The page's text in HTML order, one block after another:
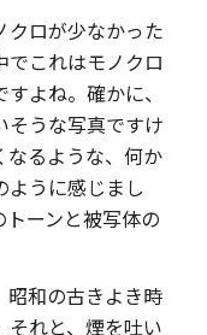
クロが少なかった
でこれはモノクロ
よね。確かに、
そうな写真ですけ
なるような、何か
ように感じまし
ーンと被写体の
昭和の古きよき時
れと、煙を吐い